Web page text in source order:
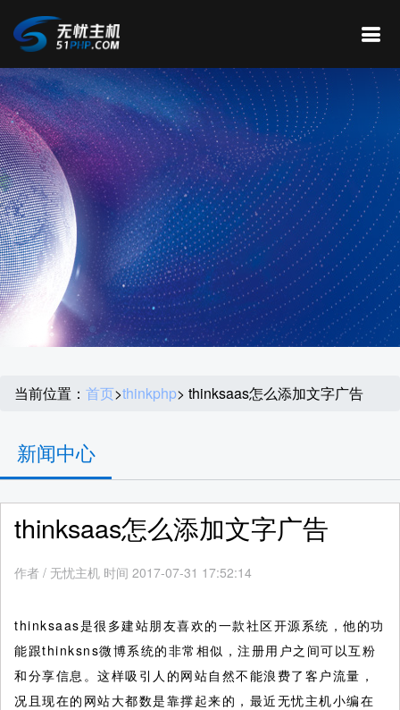
当前位置： 首页>thinkphp> thinksaas怎么添加文字广告
新闻中心
thinksaas怎么添加文字广告
作者 / 无忧主机 时间 2017-07-31 17:52:14
thinksaas是很多建站朋友喜欢的一款社区开源系统，他的功
能跟thinksns微博系统的非常相似，注册用户之间可以互粉
和分享信息。这样吸引人的网站自然不能浪费了客户流量，
况且现在的网站大都数是靠撑起来的，最近无忧主机小编在